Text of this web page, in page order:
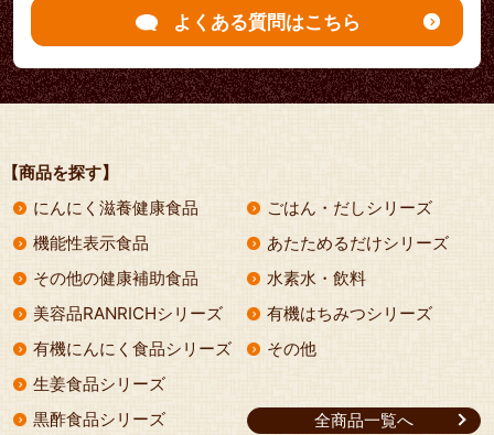
よくある質問はこちら
【商品を探す】
にんにく滋養健康食品
ごはん・だしシリーズ
機能性表示食品
あたためるだけシリーズ
その他の健康補助食品
水素水・飲料
美容品RANRICHシリーズ
有機はちみつシリーズ
有機にんにく食品シリーズ
その他
生姜食品シリーズ
黒酢食品シリーズ
全商品一覧へ